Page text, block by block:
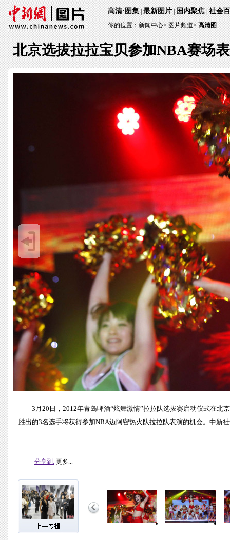
高清·图集|最新图片|国内聚焦|社会
你的位置：新闻中心>图片频道> 高清图
北京选拔拉拉宝贝参加NBA赛场
3月20日，2012年青岛啤酒“炫舞激情”拉拉队选拔赛启动仪式在
胜出的3名选手将获得参加NBA迈阿密热火队拉拉队表演的机会。中新
分享到: 更多...